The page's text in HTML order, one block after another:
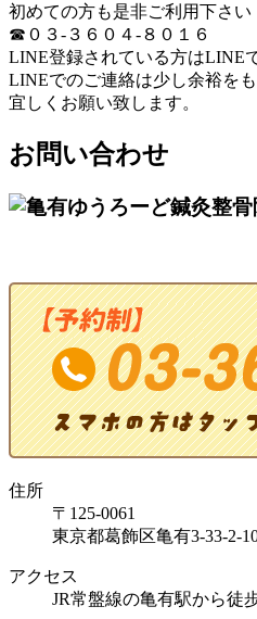
初めての方も是非ご利用下さい
☎０３-３６０４-８０１６
LINE登録されている方はLINE
LINEでのご連絡は少し余裕を
宜しくお願い致します。
お問い合わせ
住所
〒125-0061
東京都葛飾区亀有3-33-2-
アクセス
JR常盤線の亀有駅から徒